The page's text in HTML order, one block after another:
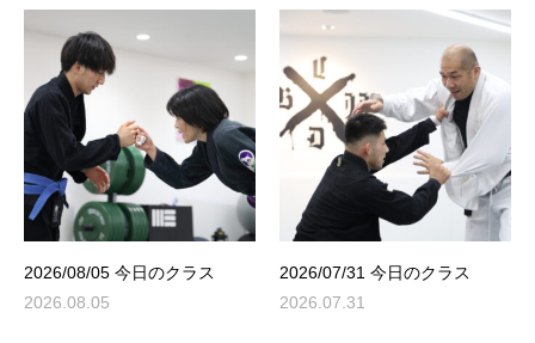
2026/08/05 今日のクラス
2026.08.05
2026/07/31 今日のクラス
2026.07.31